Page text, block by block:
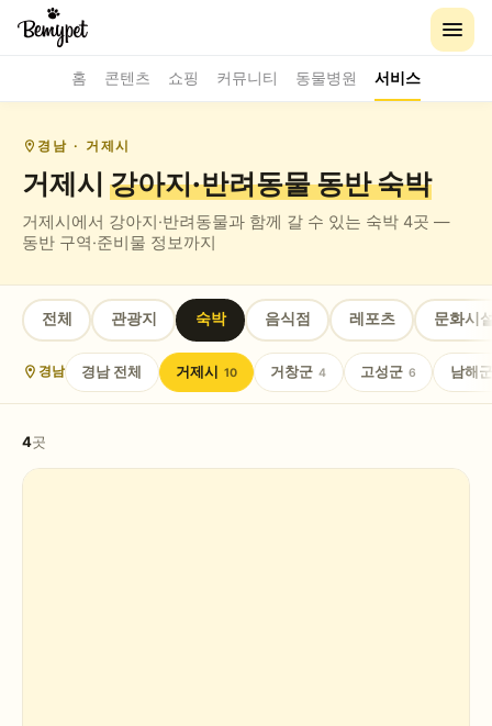
홈 콘텐츠 쇼핑 커뮤니티 동물병원 서비스
경남 · 거제시
거제시 강아지·반려동물 동반숙박
거제시에서 강아지·반려동물과 함께 갈 수 있는 숙박 4곳 —
동반 구역·준비물 정보까지
전체 관광지 숙박 음식점 레포츠 문화시
경남 경남전체 거제시 10 거창군 4 고성군 6 남해군
4곳